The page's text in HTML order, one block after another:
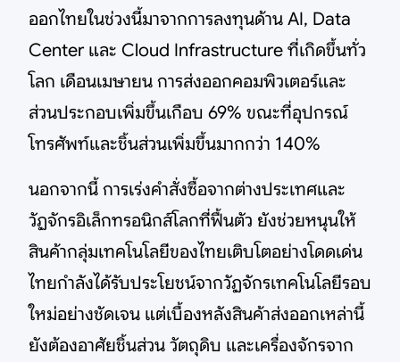
ออกไทยในช่วงนี้มาจากการลงทุนด้าน AI, Data
Center และ Cloud Infrastructure ที่เกิดขึ้นทั่ว
โลก เดือนเมษายน การส่งออกคอมพิวเตอร์และ
ส่วนประกอบเพิ่มขึ้นเกือบ 69% ขณะที่อุปกรณ์
โทรศัพท์และชิ้นส่วนเพิ่มขึ้นมากกว่า 140%
นอกจากนี้ การเร่งคำสั่งซื้อจากต่างประเทศและ
วัฏจักรอิเล็กทรอนิกส์โลกที่ฟื้นตัว ยังช่วยหนุนให้
สินค้ากลุ่มเทคโนโลยีของไทยเติบโตอย่างโดดเด่น
ไทยกำลังได้รับประโยชน์จากวัฏจักรเทคโนโลยีรอบ
ใหม่อย่างชัดเจน แต่เบื้องหลังสินค้าส่งออกเหล่านี้
ยังต้องอาศัยชิ้นส่วน วัตถุดิบ และเครื่องจักรจาก